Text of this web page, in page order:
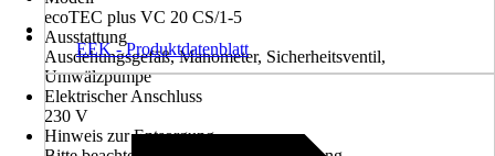
ecoTEC plus VC 20 CS/1-5
Ausstattung
Ausdehungsgefäß, Manometer, Sicherheitsventil,
Umwälzpumpe
Elektrischer Anschluss
230 V
Hinweis zur Entsorgung
EEK - Produktdatenblatt